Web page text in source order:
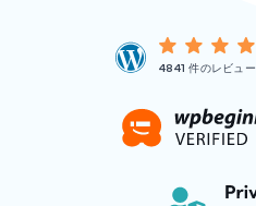
4841 件のレビュー